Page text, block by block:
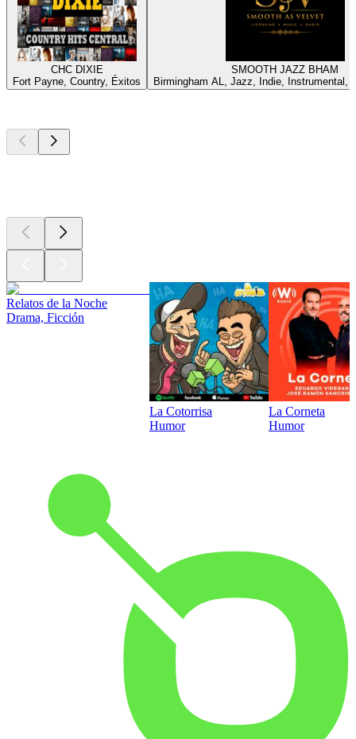
CHC DIXIE
Fort Payne, Country, Éxitos
SMOOTH JAZZ BHAM
Birmingham AL, Jazz, Indie, Instrumental,
Relatos de la Noche
Drama, Ficción
La Cotorrisa
Humor
La Corneta
Humor